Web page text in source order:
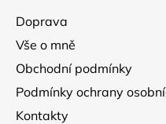
Doprava
Vše o mně
Obchodní podmínky
Podmínky ochrany
Kontakty